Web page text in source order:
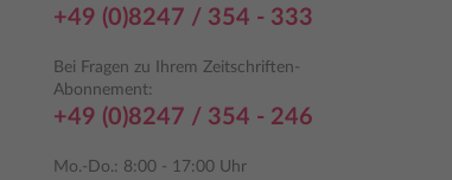
+49 (0)8247 / 354 - 333
Bei Fragen zu Ihrem Zeitschriften-
Abonnement:
+49 (0)8247 / 354 - 246
Mo.-Do.: 8:00 - 17:00 Uhr